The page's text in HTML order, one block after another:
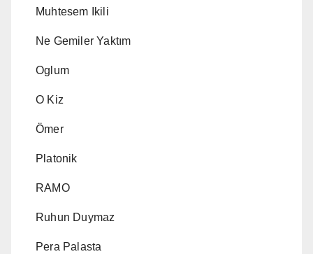
Muhtesem Ikili
Ne Gemiler Yaktım
Oglum
O Kiz
Ömer
Platonik
RAMO
Ruhun Duymaz
Pera Palasta